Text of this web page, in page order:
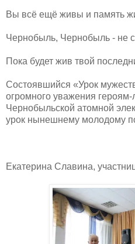
Вы всё ещё живы и память
Чернобыль, Чернобыль - не
Пока будет жив твой
Состоявшийся «Урок
огромного уважения
Чернобыльской атомной
урок нынешнему молодому
Екатерина Славина,